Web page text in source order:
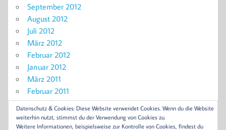
September 2012
August 2012
Juli 2012
März 2012
Februar 2012
Januar 2012
März 2011
Februar 2011
November 2010
September 2010
Datenschutz & Cookies: Diese Website verwendet Cookies. Wenn du die Website
weiterhin nutzt, stimmst du der Verwendung von Cookies zu.
Weitere Informationen, beispielsweise zur Kontrolle von Cookies, findest du